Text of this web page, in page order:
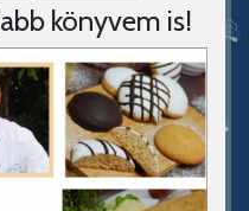
könyvem is!